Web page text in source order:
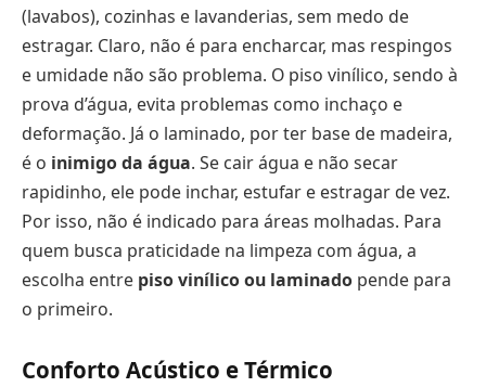
(lavabos), cozinhas e lavanderias, sem medo de
estragar. Claro, não é para encharcar, mas respingos
e umidade não são problema. O piso vinílico, sendo à
prova d’água, evita problemas como inchaço e
deformação. Já o laminado, por ter base de madeira,
é o inimigo da água. Se cair água e não secar
rapidinho, ele pode inchar, estufar e estragar de vez.
Por isso, não é indicado para áreas molhadas. Para
quem busca praticidade na limpeza com água, a
escolha entre piso vinílico ou laminado pende para
o primeiro.
Conforto Acústico e Térmico